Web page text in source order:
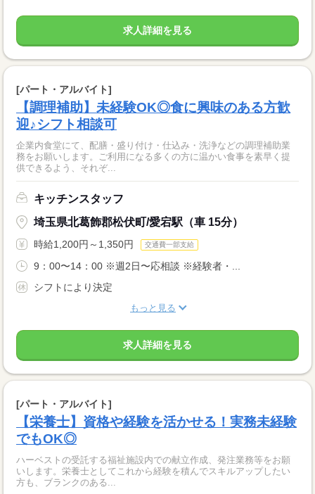
求人詳細を見る
[パート・アルバイト]
【調理補助】未経験OK◎食に興味のある方歓
迎♪シフト相談可
企業内食堂にて、配膳・盛り付け・仕込み・洗浄などの調理補助業
務をお願いします。ご利用になる多くの方に温かい食事を素早く提
供できるよう、それぞ...
キッチンスタッフ
埼玉県北葛飾郡松伏町/愛宕駅（車 15分）
時給1,200円～1,350円 交通費一部支給
9：00〜14：00 ※週2日〜応相談 ※経験者・...
シフトにより決定
もっと見る
求人詳細を見る
[パート・アルバイト]
【栄養士】資格や経験を活かせる！実務未経験
でもOK◎
ハーベストの受託する福祉施設内での献立作成、発注業務等をお願
いします。栄養士としてこれから経験を積んでスキルアップしたい
方も、ブランクのある...